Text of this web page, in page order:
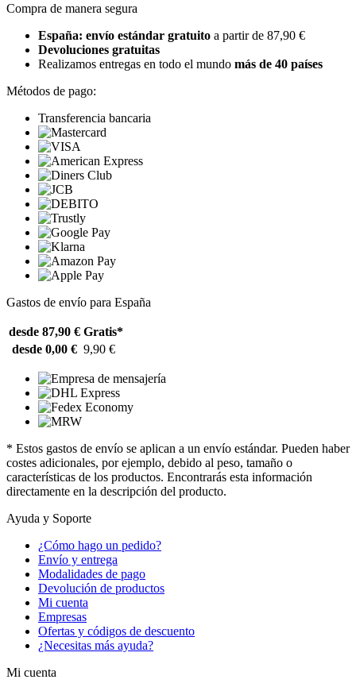
Compra de manera segura
España: envío estándar gratuito a partir de 87,90 €
Devoluciones gratuitas
Realizamos entregas en todo el mundo más de 40 países
Métodos de pago:
Transferencia bancaria
Gastos de envío para España
desde 87,90 € Gratis*
desde 0,00 € 9,90 €
* Estos gastos de envío se aplican a un envío estándar. Pueden haber
costes adicionales, por ejemplo, debido al peso, tamaño o
características de los productos. Encontrarás esta información
directamente en la descripción del producto.
Ayuda y Soporte
¿Cómo hago un pedido?
Envío y entrega
Modalidades de pago
Devolución de productos
Mi cuenta
Empresas
Ofertas y códigos de descuento
¿Necesitas más ayuda?
Mi cuenta